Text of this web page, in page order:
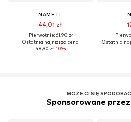
NAME IT
44,01 zł
Pierwotnie: 61,90 zł
Ostatnia najniższa cena:
48,90 zł-10%
Ostatnia
MOŻE CI SIĘ
Sponsorowane